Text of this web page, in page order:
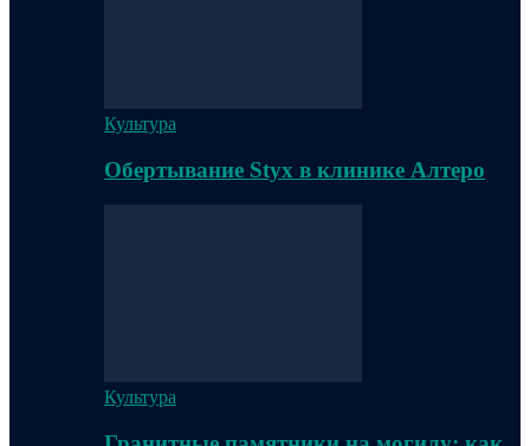
Культура
Обертывание Styx в клинике Алтеро
Культура